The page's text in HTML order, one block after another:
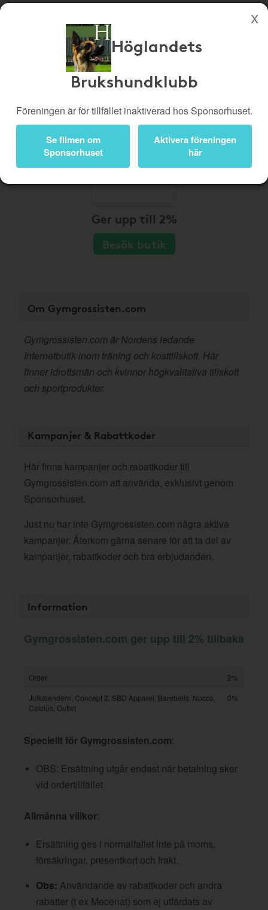
Köp genom denna sida stöttar Höglandets Brukshundklubb
Butiker
Bli medlem
Logga in
Höglandets
Brukshundklubb
Föreningen är för tillfället inaktiverad hos Sponsorhuset.
Se filmen om
Sponsorhuset
Aktivera föreningen
här
Ger upp till 2%
Besök butik
Om Gymgrossisten.com
Gymgrossisten.com är Nordens ledande
Internetbutik inom träning och kosttillskott. Här
finner idrottsmän och kvinnor högkvalitativa tillskott
och sportprodukter.
Kampanjer & Rabattkoder
Här finns kampanjer och rabattkoder till
Gymgrossisten.com att använda, exklusivt genom
Sponsorhuset.
Just nu har inte Gymgrossisten.com några aktiva
kampanjer. Återkom gärna senare för att ta del av
kampanjer, rabattkoder och bra erbjudanden.
Information
Gymgrossisten.com ger upp till 2% tillbaka
Order
2%
Julkalendern, Concept 2, SBD Apparel, Barebells, Nocco,
Celcius, Outlet
0%
Speciellt för Gymgrossisten.com:
OBS: Ersättning utgår endast när betalning sker
vid ordertillfället
Allmänna villkor:
Ersättning ges i normalfallet inte på moms,
försäkringar, presentkort och frakt.
Obs: Användande av rabattkoder och andra
rabatter (t ex Mecenat) som ej utfärdats av